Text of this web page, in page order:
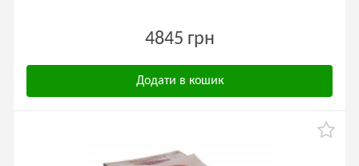
4845 грн
Додати в кошик